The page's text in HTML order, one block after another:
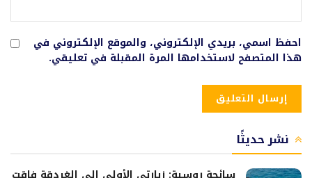
احفظ اسمي، بريدي الإلكتروني، والموقع الإلكتروني في
هذا المتصفح لاستخدامها المرة المقبلة في تعليقي.
نشر حديثًا